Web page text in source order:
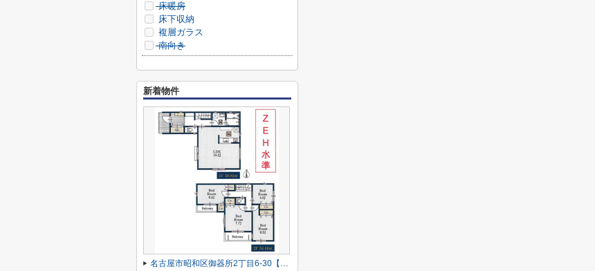
床暖房
床下収納
複層ガラス
南向き
新着物件
名古屋市昭和区御器所2丁目6-30【仲介手数料無料】新築一戸建て 】